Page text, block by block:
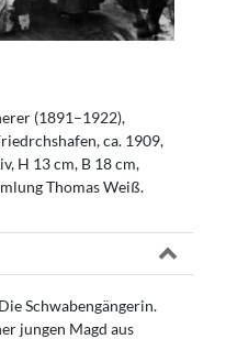
(1891–1922),
ca. 1909,
H 13 cm, B 18 cm,
Thomas Weiß.
Schwabengängerin.
jungen Magd aus